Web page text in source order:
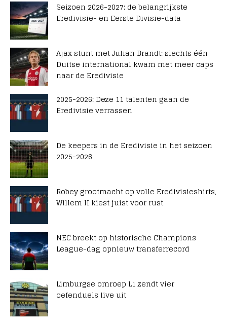
Seizoen 2026-2027: de belangrijkste
Eredivisie- en Eerste Divisie-data
Ajax stunt met Julian Brandt: slechts één
Duitse international kwam met meer caps
naar de Eredivisie
2025-2026: Deze 11 talenten gaan de
Eredivisie verrassen
De keepers in de Eredivisie in het seizoen
2025-2026
Robey grootmacht op volle Eredivisieshirts,
Willem II kiest juist voor rust
NEC breekt op historische Champions
League-dag opnieuw transferrecord
Limburgse omroep L1 zendt vier
oefenduels live uit